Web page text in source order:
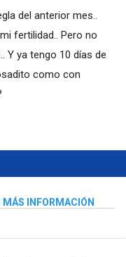
del anterior mes..
fertilidad.. Pero no
Y ya tengo 10 días de
como con
MÁS INFORMACIÓN